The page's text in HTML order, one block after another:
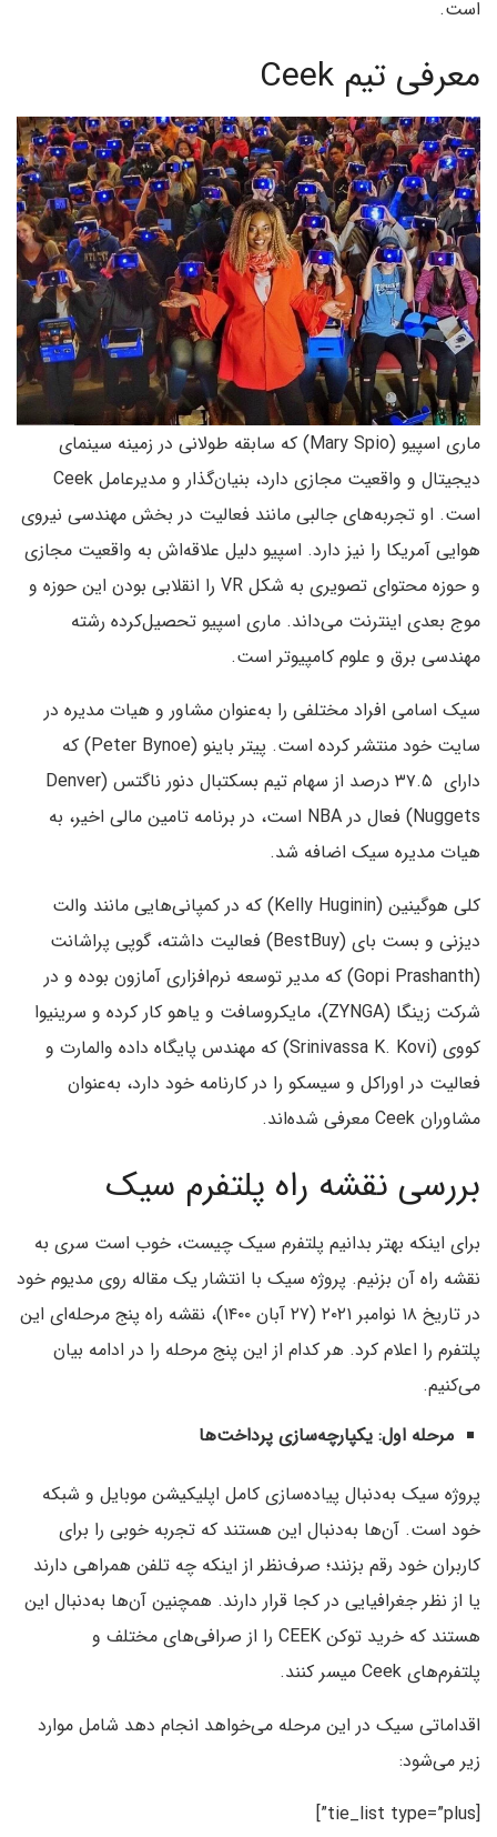
است.
معرفی تیم Ceek
ماری اسپیو (Mary Spio) که سابقه طولانی در زمینه سینمای
دیجیتال و واقعیت مجازی دارد، بنیان‌گذار و مدیرعامل Ceek
است. او تجربه‌های جالبی مانند فعالیت در بخش مهندسی نیروی
هوایی آمریکا را نیز دارد. اسپیو دلیل علاقه‌اش به واقعیت مجازی
و حوزه محتوای تصویری به شکل VR را انقلابی بودن این حوزه و
موج بعدی اینترنت می‌داند. ماری اسپیو تحصیل‌کرده رشته
مهندسی برق و علوم کامپیوتر است.
سیک اسامی افراد مختلفی را به‌عنوان مشاور و هیات مدیره در
سایت خود منتشر کرده است. پیتر باینو (Peter Bynoe) که
دارای ۳۷.۵ درصد از سهام تیم بسکتبال دنور ناگتس (Denver
Nuggets) فعال در NBA است، در برنامه تامین مالی اخیر، به
هیات مدیره سیک اضافه شد.
کلی هوگینین (Kelly Huginin) که در کمپانی‌هایی مانند والت
دیزنی و بست بای (BestBuy) فعالیت داشته، گوپی پراشانت
(Gopi Prashanth) که مدیر توسعه نرم‌افزاری آمازون بوده و در
شرکت زینگا (ZYNGA)، مایکروسافت و یاهو کار کرده و سرینیوا
کووی (Srinivassa K. Kovi) که مهندس پایگاه داده والمارت و
فعالیت در اوراکل و سیسکو را در کارنامه خود دارد، به‌عنوان
مشاوران Ceek معرفی شده‌اند.
بررسی نقشه راه پلتفرم سیک
برای اینکه بهتر بدانیم پلتفرم سیک چیست، خوب است سری به
نقشه راه آن بزنیم. پروژه سیک با انتشار یک مقاله روی مدیوم خود
در تاریخ ۱۸ نوامبر ۲۰۲۱ (۲۷ آبان ۱۴۰۰)، نقشه راه پنج مرحله‌ای این
پلتفرم را اعلام کرد. هر کدام از این پنج مرحله را در ادامه بیان
می‌کنیم.
مرحله اول: یکپارچه‌سازی پرداخت‌ها
پروژه سیک به‌دنبال پیاد‌ه‌سازی کامل اپلیکیشن موبایل و شبکه
خود است. آن‌ها به‌دنبال این هستند که تجربه خوبی را برای
کاربران خود رقم بزنند؛ صرف‌نظر از اینکه چه تلفن همراهی دارند
یا از نظر جغرافیایی در کجا قرار دارند. همچنین آن‌ها به‌دنبال این
هستند که خرید توکن CEEK را از صرافی‌های مختلف و
پلتفرم‌های Ceek میسر کنند.
اقداماتی سیک در این مرحله می‌خواهد انجام دهد شامل موارد
زیر می‌شود:
[tie_list type=”plus”]